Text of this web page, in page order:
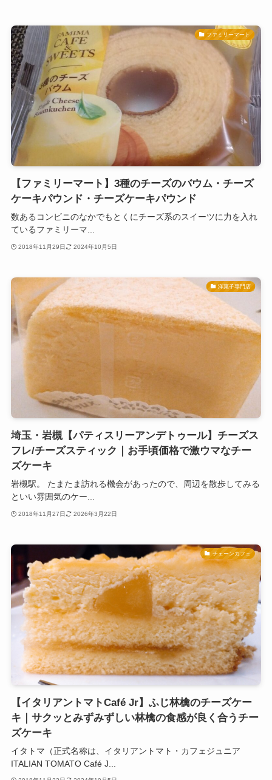
ファミリーマート
【ファミリーマート】3種のチーズのバウム・チーズ
ケーキパウンド・チーズケーキパウンド
数あるコンビニのなかでもとくにチーズ系のスイーツに力を入れ
ているファミリーマ...
2018年11月29日 2024年10月5日
洋菓子専門店
埼玉・岩槻【パティスリーアンデトゥール】チーズス
フレ/チーズスティック｜お手頃価格で激ウマなチー
ズケーキ
岩槻駅。 たまたま訪れる機会があったので、周辺を散歩してみる
といい雰囲気のケー...
2018年11月27日 2026年3月22日
チェーンカフェ
【イタリアントマトCafé Jr】ふじ林檎のチーズケー
キ｜サクッとみずみずしい林檎の食感が良く合うチー
ズケーキ
イタトマ（正式名称は、イタリアントマト・カフェジュニア
ITALIAN TOMATO Café J...